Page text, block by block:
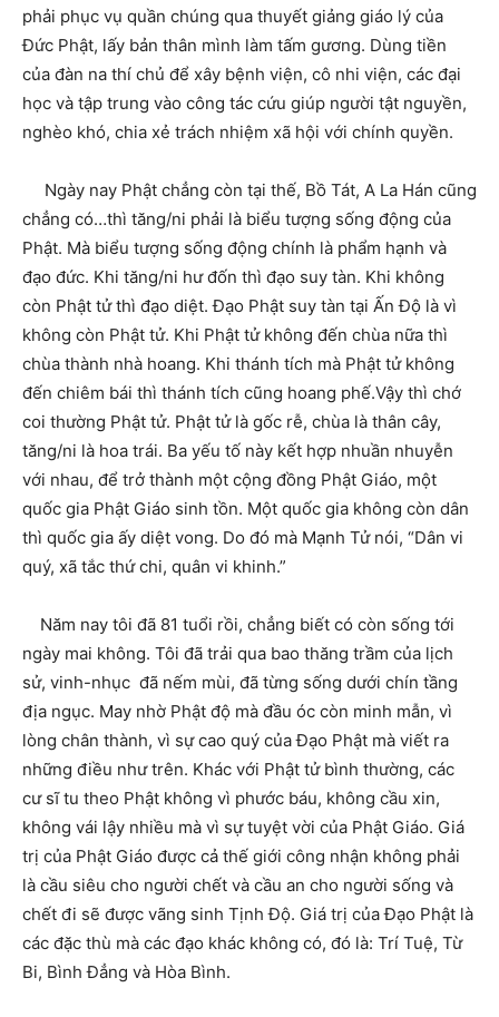
phải phục vụ quần chúng qua thuyết giảng giáo lý của
Đức Phật, lấy bản thân mình làm tấm gương. Dùng tiền
của đàn na thí chủ để xây bệnh viện, cô nhi viện, các đại
học và tập trung vào công tác cứu giúp người tật nguyền,
nghèo khó, chia xẻ trách nhiệm xã hội với chính quyền.
Ngày nay Phật chẳng còn tại thế, Bồ Tát, A La Hán cũng
chẳng có…thì tăng/ni phải là biểu tượng sống động của
Phật. Mà biểu tượng sống động chính là phẩm hạnh và
đạo đức. Khi tăng/ni hư đốn thì đạo suy tàn. Khi không
còn Phật tử thì đạo diệt. Đạo Phật suy tàn tại Ấn Độ là vì
không còn Phật tử. Khi Phật tử không đến chùa nữa thì
chùa thành nhà hoang. Khi thánh tích mà Phật tử không
đến chiêm bái thì thánh tích cũng hoang phế.Vậy thì chớ
coi thường Phật tử. Phật tử là gốc rễ, chùa là thân cây,
tăng/ni là hoa trái. Ba yếu tố này kết hợp nhuần nhuyễn
với nhau, để trở thành một cộng đồng Phật Giáo, một
quốc gia Phật Giáo sinh tồn. Một quốc gia không còn dân
thì quốc gia ấy diệt vong. Do đó mà Mạnh Tử nói, “Dân vi
quý, xã tắc thứ chi, quân vi khinh.”
Năm nay tôi đã 81 tuổi rồi, chẳng biết có còn sống tới
ngày mai không. Tôi đã trải qua bao thăng trầm của lịch
sử, vinh-nhục đã nếm mùi, đã từng sống dưới chín tầng
địa ngục. May nhờ Phật độ mà đầu óc còn minh mẫn, vì
lòng chân thành, vì sự cao quý của Đạo Phật mà viết ra
những điều như trên. Khác với Phật tử bình thường, các
cư sĩ tu theo Phật không vì phước báu, không cầu xin,
không vái lậy nhiều mà vì sự tuyệt vời của Phật Giáo. Giá
trị của Phật Giáo được cả thế giới công nhận không phải
là cầu siêu cho người chết và cầu an cho người sống và
chết đi sẽ được vãng sinh Tịnh Độ. Giá trị của Đạo Phật là
các đặc thù mà các đạo khác không có, đó là: Trí Tuệ, Từ
Bi, Bình Đẳng và Hòa Bình.